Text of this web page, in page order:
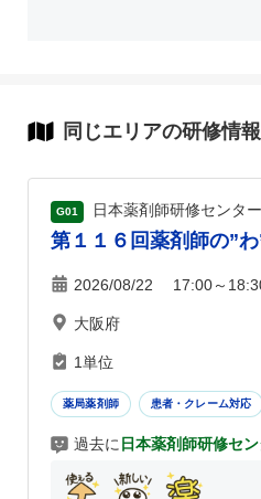
同じエリアの研修情報
G01 日本薬剤師研修センター
第１１６回薬剤師の”わ
2026/08/22 17:00～
大阪府
1単位
薬局薬剤師 患者・クレーム対応
過去に 日本薬剤師研修セ